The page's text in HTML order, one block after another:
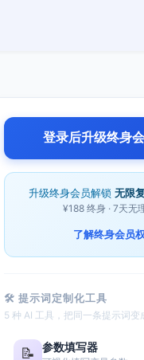
登录后升级终身
升级终身会员解锁 无限
¥188 终身 · 7天无
了解终身会员
🛠 提示词定制化工具
5 种 AI 工具，把同一条提示词变
📝 参数填写器